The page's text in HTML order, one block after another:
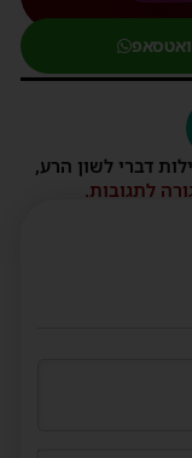
דברי לשון הרע,
לתגובות.